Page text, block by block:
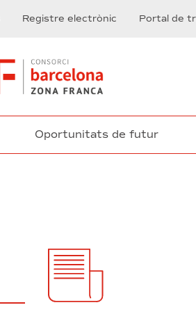
Registre electrònic Portal de
Oportunitats de futur